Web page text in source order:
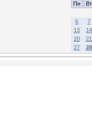
Пн
Вт
6
7
13
14
20
21
27
28